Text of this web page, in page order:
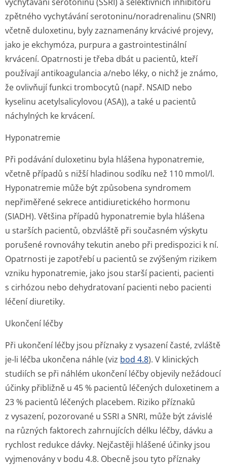
zpětného vychytávání serotoninu/no­radrenalinu (SNRI)
včetně duloxetinu, byly zaznamenány krvácivé projevy,
jako je ekchymóza, purpura a gastrointestinální
krvácení. Opatrnosti je třeba dbát u pacientů, kteří
používají antikoagulancia a/nebo léky, o nichž je známo,
že ovlivňují funkci trombocytů (např. NSAID nebo
kyselinu acetylsalicylovou (ASA)), a také u pacientů
náchylných ke krvácení.
Hyponatremie
Při podávání duloxetinu byla hlášena hyponatremie,
včetně případů s nižší hladinou sodíku než 110 mmol/l.
Hyponatremie může být způsobena syndromem
nepřiměřené sekrece antidiuretického hormonu
(SIADH). Většina případů hyponatremie byla hlášena
u starších pacientů, obzvláště při současném výskytu
porušené rovnováhy tekutin anebo při predispozici k ní.
Opatrnosti je zapotřebí u pacientů se zvýšeným rizikem
vzniku hyponatremie, jako jsou starší pacienti, pacienti
s cirhózou nebo dehydratovaní pacienti nebo pacienti
léčení diuretiky.
Ukončení léčby
Při ukončení léčby jsou příznaky z vysazení časté, zvláště
je-li léčba ukončena náhle (viz bod 4.8). V klinických
studiích se při náhlém ukončení léčby objevily nežádoucí
účinky přibližně u 45 % pacientů léčených duloxetinem a
23 % pacientů léčených placebem. Riziko příznaků
z vysazení, pozorované u SSRI a SNRI, může být závislé
na různých faktorech zahrnujících délku léčby, dávku a
rychlost redukce dávky. Nejčastěji hlášené účinky jsou
vyjmenovány v bodu 4.8. Obecně jsou tyto příznaky